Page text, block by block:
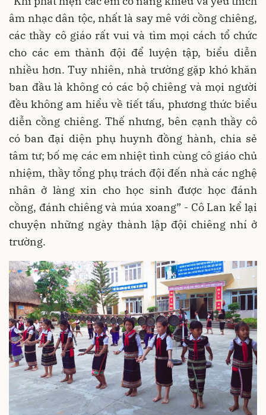
âm nhạc dân tộc, nhất là say mê với cồng chiêng,
các thầy cô giáo rất vui và tìm mọi cách tổ chức
cho các em thành đội để luyện tập, biểu diễn
nhiều hơn. Tuy nhiên, nhà trường gặp khó khăn
ban đầu là không có các bộ chiêng và mọi người
đều không am hiểu về tiết tấu, phương thức biểu
diễn cồng chiêng. Thế nhưng, bên cạnh thầy cô
có ban đại diện phụ huynh đồng hành, chia sẻ
tâm tư; bố mẹ các em nhiệt tình cùng cô giáo chủ
nhiệm, thầy tổng phụ trách đội đến nhà các nghệ
nhân ở làng xin cho học sinh được học đánh
cồng, đánh chiêng và múa xoang” - Cô Lan kể lại
chuyện những ngày thành lập đội chiêng nhí ở
trường.